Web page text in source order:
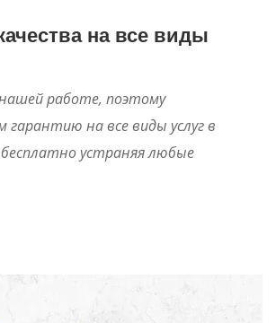
на все виды
работе, поэтому
гарантию на все виды услуг в
устраняя любые